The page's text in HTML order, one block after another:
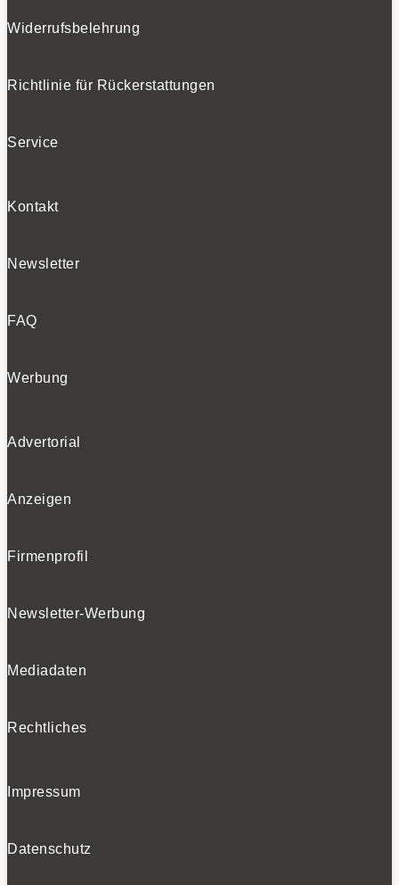
Widerrufsbelehrung
Richtlinie für Rückerstattungen
Service
Kontakt
Newsletter
FAQ
Werbung
Advertorial
Anzeigen
Firmenprofil
Newsletter-Werbung
Mediadaten
Rechtliches
Impressum
Datenschutz